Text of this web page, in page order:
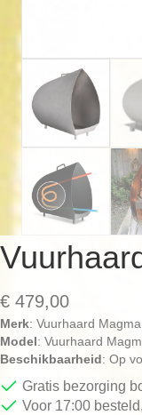
€ 479,00
Merk: Vuurhaard Magma
Model: Vuurhaard
Beschikbaarheid: Op
Gratis bezorging
Voor 17:00